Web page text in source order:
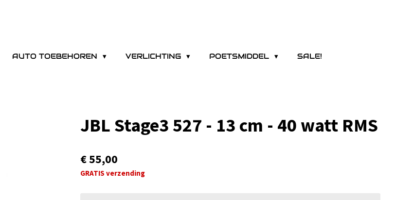
AUTO TOEBEHOREN VERLICHTING POETSMIDDEL
SALE!
JBL Stage3 527 - 13 cm - 40 watt RMS
€ 55,00
GRATIS verzending